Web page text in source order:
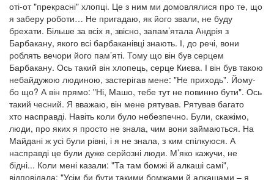
оті-от "прекрасні" хлопці. Це з ним ми домовлялися про те, що
я заберу роботи… Не пригадаю, як його звали, не буду
брехати. Більше за всіх я, звісно, запам’ятала Андрія з
Барбакану, якого всі барбаканівці знають. І, до речі, вони
роблять вечори його пам’яті. Тому що він був серцем
Барбакану. Ось такий він хлопець, серце Києва. І він був такою
небайдужою людиною, застерігав мене: "Не приходь". Йому-
бо що? А він прямо: "Ні, Машо, тебе тут не повинно бути". Ось
такий чесний. Я вважаю, він мене рятував. Рятував багато
хто насправді. Навіть коли було небезпечно. Були, скажімо,
люди, про яких я просто не знала, чим вони займаються. На
Майдані ж усі були рівні, і я не знала, з ким спілкуюся. А
насправді це були дуже серйозні люди. М’яко кажучи, не
бідні... Коли мені казали: "Та там бомжі й алкаші самі",
відповідала: "Усім би бути такими бомжами й алкашами – я